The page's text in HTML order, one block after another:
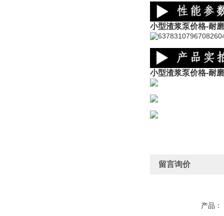
小型渣浆泵价格-耐
小型渣浆泵价格-耐
留言询价
产品：